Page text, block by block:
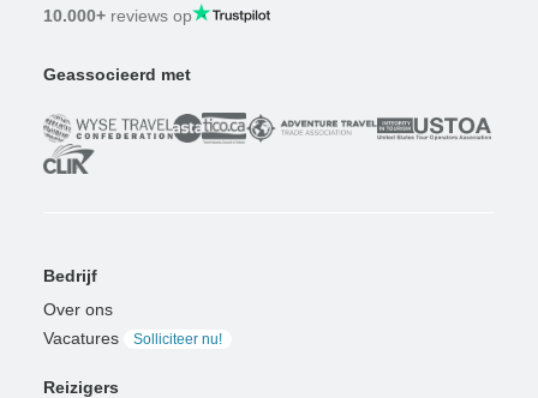
10.000+ reviews op
Geassocieerd met
Bedrijf
Over ons
Vacatures
Solliciteer nu!
Reizigers